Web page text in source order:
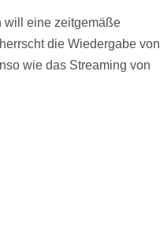
will eine zeitgemäße
die Wiedergabe von
wie das Streaming von